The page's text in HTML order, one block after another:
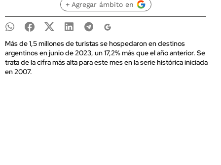
+ Agregar ámbito en
Más de 1,5 millones de turistas se hospedaron en destinos
argentinos en junio de 2023, un 17,2% más que el año anterior. Se
trata de la cifra más alta para este mes en la serie histórica iniciada
en 2007.